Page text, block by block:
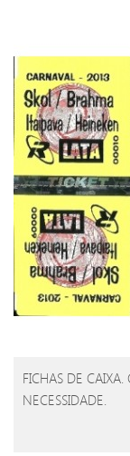
FICHAS DE
NECESSIDADE.